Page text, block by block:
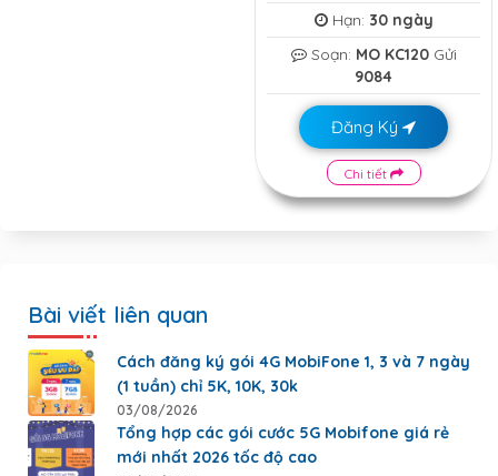
Hạn: 30 ngày
Soạn: MO KC120Gửi
9084
Đăng Ký
Chi tiết
Bài viết liên quan
Cách đăng ký gói 4G MobiFone 1, 3 và 7 ngày
(1 tuần) chỉ 5K, 10K, 30k
03/08/2026
Tổng hợp các gói cước 5G Mobifone giá rẻ
mới nhất 2026 tốc độ cao